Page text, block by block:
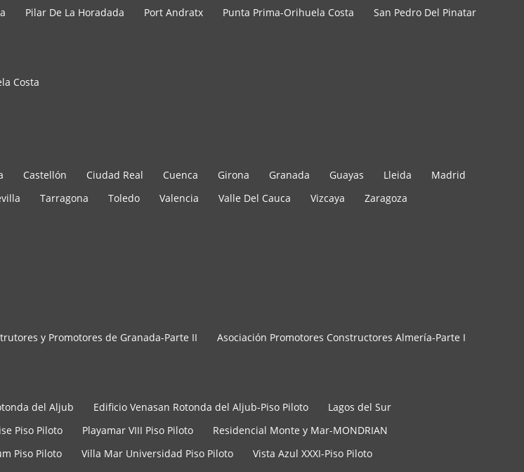
Pilar De La Horadada Port Andratx Punta Prima-Orihuela Costa
San Pedro Del Pinatar
Costa
Castellón Ciudad Real Cuenca Girona Granada Guayas Lleida
Madrid
Tarragona Toledo Valencia Valle Del Cauca Vizcaya Zaragoza
y Promotores de Granada-Parte II
Asociación Promotores Constructores Almería-Parte I
del Aljub Edificio Venasan Rotonda del Aljub-Piso Piloto
Lagos del Sur
Piso Piloto Playamar VIII Piso Piloto
Residencial Monte y Mar-MONDRIAN
Piso Piloto Villa Mar Universidad Piso Piloto Vista Azul XXXI-Piso Piloto